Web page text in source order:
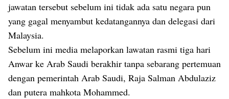
jawatan tersebut sebelum ini tidak ada satu negara pun
yang gagal menyambut kedatangannya dan delegasi dari
Malaysia.
Sebelum ini media melaporkan lawatan rasmi tiga hari
Anwar ke Arab Saudi berakhir tanpa sebarang pertemuan
dengan pemerintah Arab Saudi, Raja Salman Abdulaziz
dan putera mahkota Mohammed.